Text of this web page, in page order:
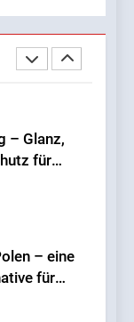
– Glanz,
für
– eine
für